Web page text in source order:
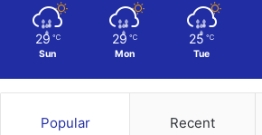
29 ℃
Sun
29 ℃
Mon
25 ℃
Tue
Popular Recent